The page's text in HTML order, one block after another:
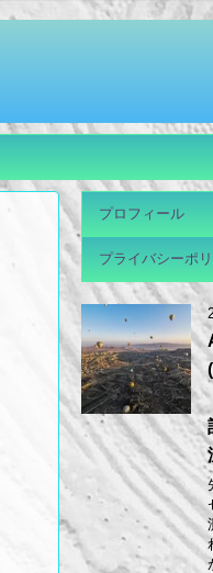
プロフィール
プライバシーポ